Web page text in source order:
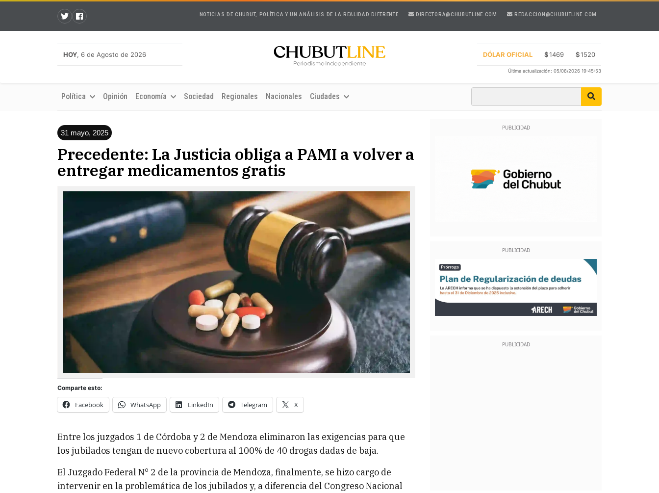
NOTICIAS DE CHUBUT, POLÍTICA Y UN ANÁLISIS DE LA REALIDAD DIFERENTE DIRECTORA@CHUBUTLINE.COM REDACCION@CHUBUTLINE.COM
HOY, 6 de Agosto de 2026 DÓLAR OFICIAL $1469 $1520
Última actualización: 05/08/2026 19:45:53
Política Opinión Economía Sociedad Regionales Nacionales Ciudades
31 mayo, 2025
Precedente: La Justicia obliga a PAMI a volver a
entregar medicamentos gratis
Comparte esto:
Facebook WhatsApp LinkedIn Telegram X
Entre los juzgados 1 de Córdoba y 2 de Mendoza eliminaron las exigencias para que
los jubilados tengan de nuevo cobertura al 100% de 40 drogas dadas de baja.
El Juzgado Federal N° 2 de la provincia de Mendoza, finalmente, se hizo cargo de
intervenir en la problemática de los jubilados y, a diferencia del Congreso Nacional